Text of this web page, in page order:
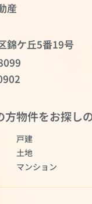
産
錦ケ丘5番19号
方物件をお探し
戸建
土地
マンション